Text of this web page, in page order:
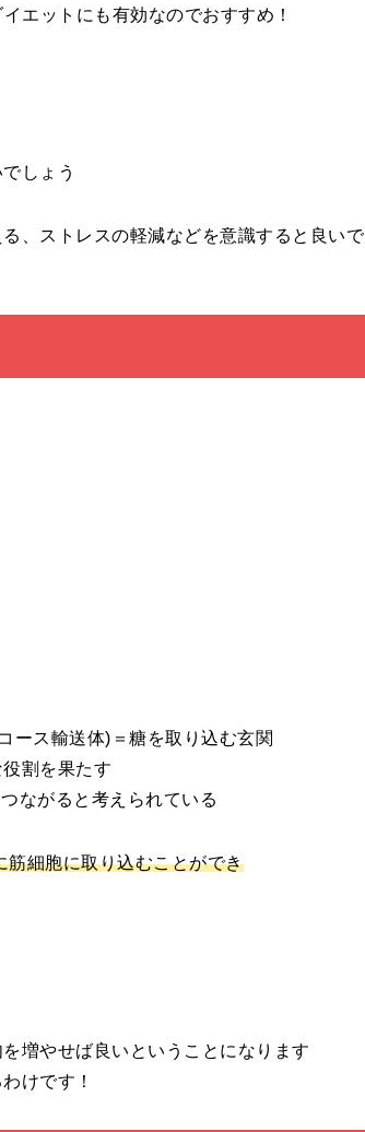
エットにも有効なのでおすすめ！
しょう
、ストレスの軽減などを意識すると良いで
ース輸送体)＝糖を取り込む玄関
割を果たす
ながると考えられている
細胞に取り込むことができ
増やせば良いということになります
けです！